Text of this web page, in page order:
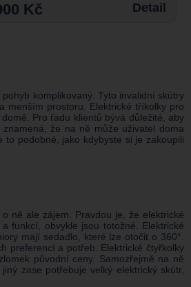
Kč Detail
komplikovaný. Tyto invalidní skútry
menším prostoru. Elektrické tříkolky pro
Pro řadu klientů bývá důležité, aby
že na ně může uživatel doma
podobné, jako kdybyste si je zakoupili
ně ale zájem. Pravdou je, že elektrické
funkcí, obvykle jsou totožné. Elektrické
mají sedadlo, které lze otočit o 360°.
preferencí a potřeb. Elektrické čtyřkolky
původní ceny. Samozřejmě na ně
zase potřebuje velký elektrický skútr,